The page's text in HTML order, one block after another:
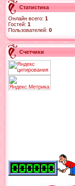
Статистика
Онлайн всего: 1
Гостей: 1
Пользователей: 0
Счетчики